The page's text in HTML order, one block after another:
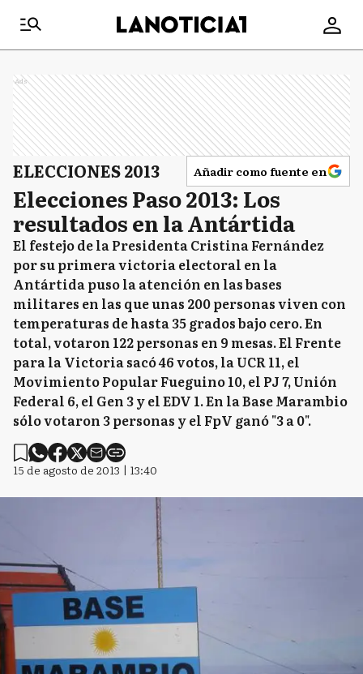
Ads
ELECCIONES 2013 Añadir como fuente en
Elecciones Paso 2013: Los
resultados en la Antártida
El festejo de la Presidenta Cristina Fernández
por su primera victoria electoral en la
Antártida puso la atención en las bases
militares en las que unas 200 personas viven con
temperaturas de hasta 35 grados bajo cero. En
total, votaron 122 personas en 9 mesas. El Frente
para la Victoria sacó 46 votos, la UCR 11, el
Movimiento Popular Fueguino 10, el PJ 7, Unión
Federal 6, el Gen 3 y el EDV 1. En la Base Marambio
sólo votaron 3 personas y el FpV ganó "3 a 0".
15 de agosto de 2013 | 13:40